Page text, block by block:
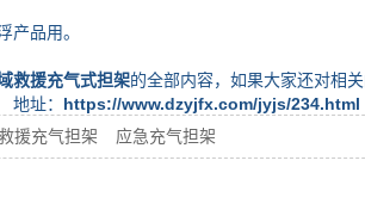
品用。
救援充气式担架的全部内容，如果大家还对相
址： https://www.dzyjfx.com/jyjs/234.html
援充气担架 应急充气担架